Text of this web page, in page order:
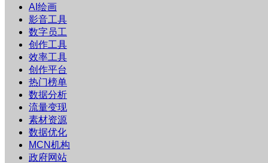
AI绘画
影音工具
数字员工
创作工具
效率工具
创作平台
热门榜单
数据分析
流量变现
素材资源
数据优化
MCN机构
政府网站